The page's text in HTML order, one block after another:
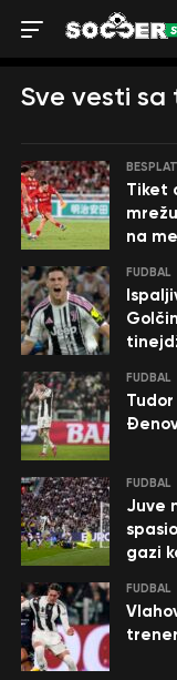
Sve vesti
Tiket
na
FUDBAL
FUDBAL
FUDBAL
Juve
gazi
FUDBAL